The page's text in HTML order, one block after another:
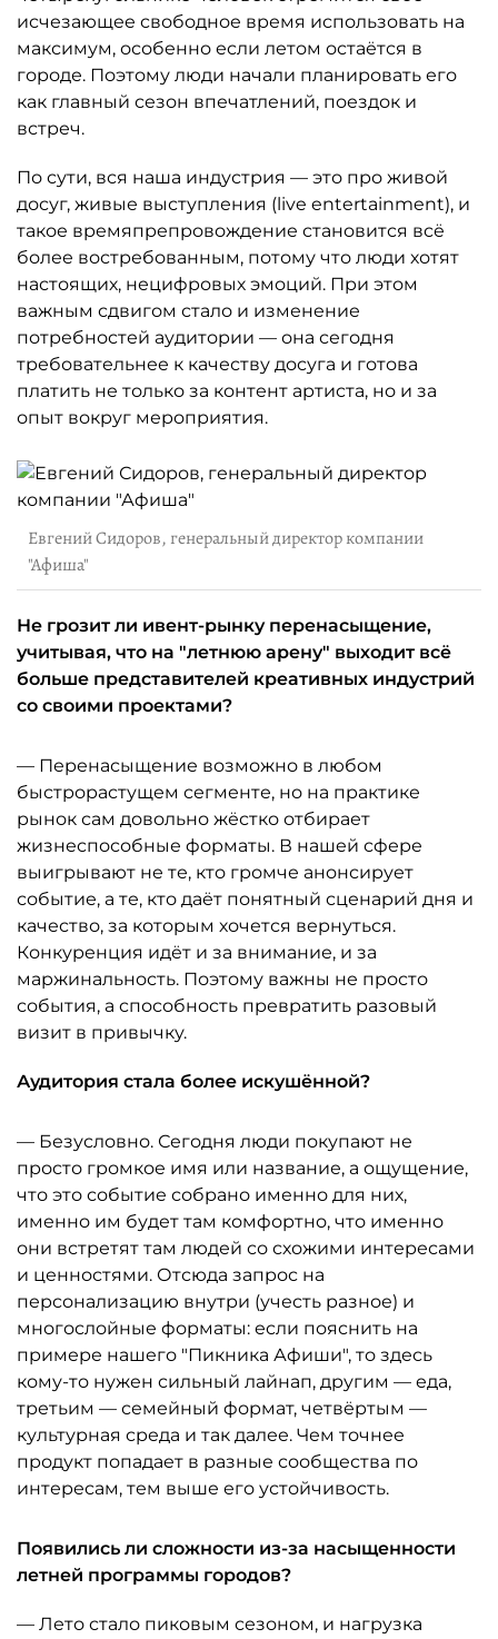
исчезающее свободное время использовать на
максимум, особенно если летом остаётся в
городе. Поэтому люди начали планировать его
как главный сезон впечатлений, поездок и
встреч.
По сути, вся наша индустрия — это про живой
досуг, живые выступления (live entertainment), и
такое времяпрепровождение становится всё
более востребованным, потому что люди хотят
настоящих, нецифровых эмоций. При этом
важным сдвигом стало и изменение
потребностей аудитории — она сегодня
требовательнее к качеству досуга и готова
платить не только за контент артиста, но и за
опыт вокруг мероприятия.
Евгений Сидоров, генеральный директор компании
"Афиша"
Не грозит ли ивент-рынку перенасыщение,
учитывая, что на "летнюю арену" выходит всё
больше представителей креативных индустрий
со своими проектами?
— Перенасыщение возможно в любом
быстрорастущем сегменте, но на практике
рынок сам довольно жёстко отбирает
жизнеспособные форматы. В нашей сфере
выигрывают не те, кто громче анонсирует
событие, а те, кто даёт понятный сценарий дня и
качество, за которым хочется вернуться.
Конкуренция идёт и за внимание, и за
маржинальность. Поэтому важны не просто
события, а способность превратить разовый
визит в привычку.
Аудитория стала более искушённой?
— Безусловно. Сегодня люди покупают не
просто громкое имя или название, а ощущение,
что это событие собрано именно для них,
именно им будет там комфортно, что именно
они встретят там людей со схожими интересами
и ценностями. Отсюда запрос на
персонализацию внутри (учесть разное) и
многослойные форматы: если пояснить на
примере нашего "Пикника Афиши", то здесь
кому-то нужен сильный лайнап, другим — еда,
третьим — семейный формат, четвёртым —
культурная среда и так далее. Чем точнее
продукт попадает в разные сообщества по
интересам, тем выше его устойчивость.
Появились ли сложности из-за насыщенности
летней программы городов?
— Лето стало пиковым сезоном, и нагрузка